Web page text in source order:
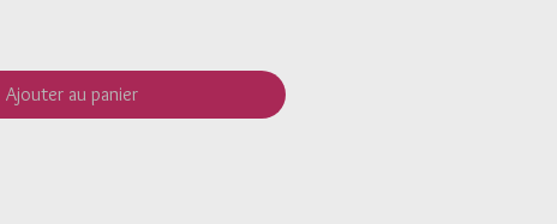
Ajouter au panier